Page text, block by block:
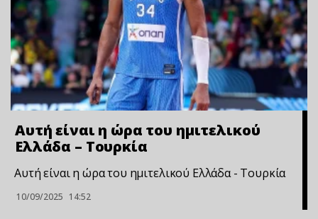
Αυτή είναι η ώρα του ημιτελικού
Ελλάδα – Τουρκία
Αυτή είναι η ώρα του ημιτελικού Ελλάδα - Τουρκία
10/09/2025 14:52